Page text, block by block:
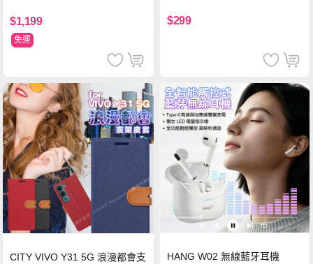
$1,199
免運
$299
CITY VIVO Y31 5G 浪漫都會支
HANG W02 無線藍牙耳機